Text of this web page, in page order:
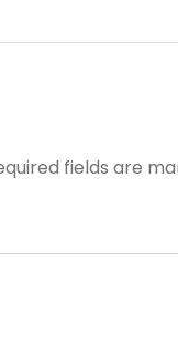
fields are